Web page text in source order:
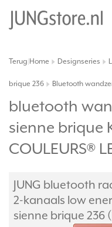
Terug Home Designseries
brique 236 Bluetooth
bluetooth
sienne brique
COULEURS®
JUNG bluetooth
2-kanaals low
sienne brique 236